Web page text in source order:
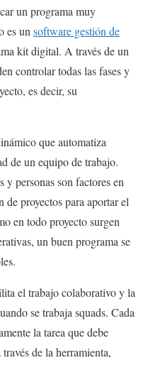
un programa muy
es unsoftware gestión de
kit digital. A través de un
controlar todas las fases y
es decir, su
que automatiza
de un equipo de trabajo.
y personas son factores en
de proyectos para aportar el
en todo proyecto surgen
un buen programa se
el trabajo colaborativo y la
se trabaja squads. Cada
la tarea que debe
de la herramienta,